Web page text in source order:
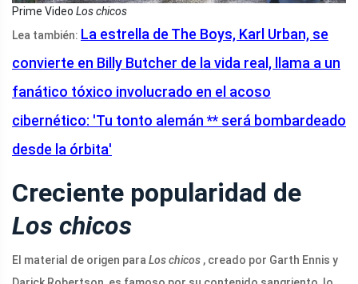
Prime Video Los chicos
Lea también: La estrella de The Boys, Karl Urban, se
convierte en Billy Butcher de la vida real, llama a un
fanático tóxico involucrado en el acoso
cibernético: 'Tu tonto alemán ** será bombardeado
desde la órbita'
Creciente popularidad de
Los chicos
El material de origen para Los chicos , creado por Garth Ennis y